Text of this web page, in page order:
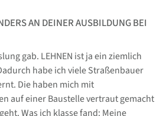
AN DEINER AUSBILDUNG BEI
gab. LEHNEN ist ja ein ziemlich
habe ich viele Straßenbauer
Die haben mich mit
auf einer Baustelle vertraut gemacht
Was ich klasse fand: Meine